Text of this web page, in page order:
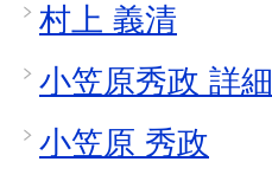
村上 義清
小笠原秀政 詳細
小笠原 秀政